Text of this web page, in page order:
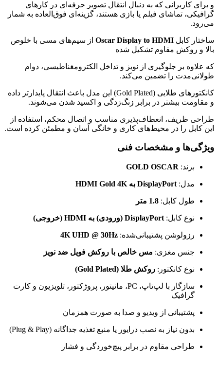
و برای کاربرانی که به دنبال انتقال تصویر حرفه‌ای در کارهای
گرافیکی، تماشای فیلم یا بازی هستند، گزینه‌ای فوق‌العاده به شمار
می‌رود.
ساختار کابل Oscar Display to HDMI از سیم‌های مسی با خلوص
بالا و روکش مقاوم تشکیل شده
که علاوه بر جلوگیری از نویز و تداخل الکترومغناطیسی، دوام
طولانی‌مدت را تضمین می‌کند.
کانکتورهای طلایی (Gold Plated) این مدل باعث انتقال پایدارتر داده
و مقاومت بیشتر در برابر زنگ‌زدگی و اکسید شدن می‌شوند.
طراحی ظریف، انعطاف‌پذیری مناسب و اتصال محکم، استفاده از
این کابل را در محیط‌های کاری و خانگی آسان و مطمئن کرده است.
ویژگی‌ها و مشخصات فنی
برند: GOLD OSCAR
مدل: DisplayPort به HDMI Gold 4K
طول کابل: 1.8 متر
نوع کابل: DisplayPort (ورودی) به HDMI (خروجی)
رزولوشن پشتیبانی‌شده: 4K UHD @ 30Hz
جنس مغزی: مس خالص با روکش فویل ضد نویز
نوع کانکتور: روکش طلا (Gold Plated)
سازگار با لپ‌تاپ، PC، مانیتور، پروژکتور، تلویزیون و کارت
گرافیک
پشتیبانی از ویدیو و صدا به صورت همزمان
بدون نیاز به نصب درایور یا منبع تغذیه جداگانه (Plug & Play)
طراحی مقاوم در برابر پیچ‌خوردگی و فشار